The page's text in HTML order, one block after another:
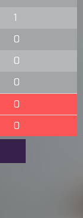
1
0
0
0
0
0